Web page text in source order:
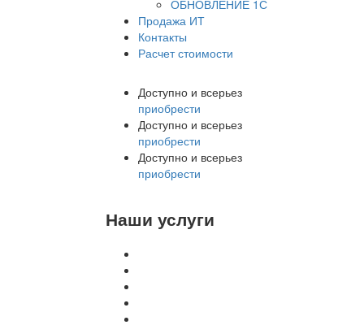
ОБНОВЛЕНИЕ 1С
Продажа ИТ
Контакты
Расчет стоимости
Доступно и всерьез
приобрести
Доступно и всерьез
приобрести
Доступно и всерьез
приобрести
Наши услуги